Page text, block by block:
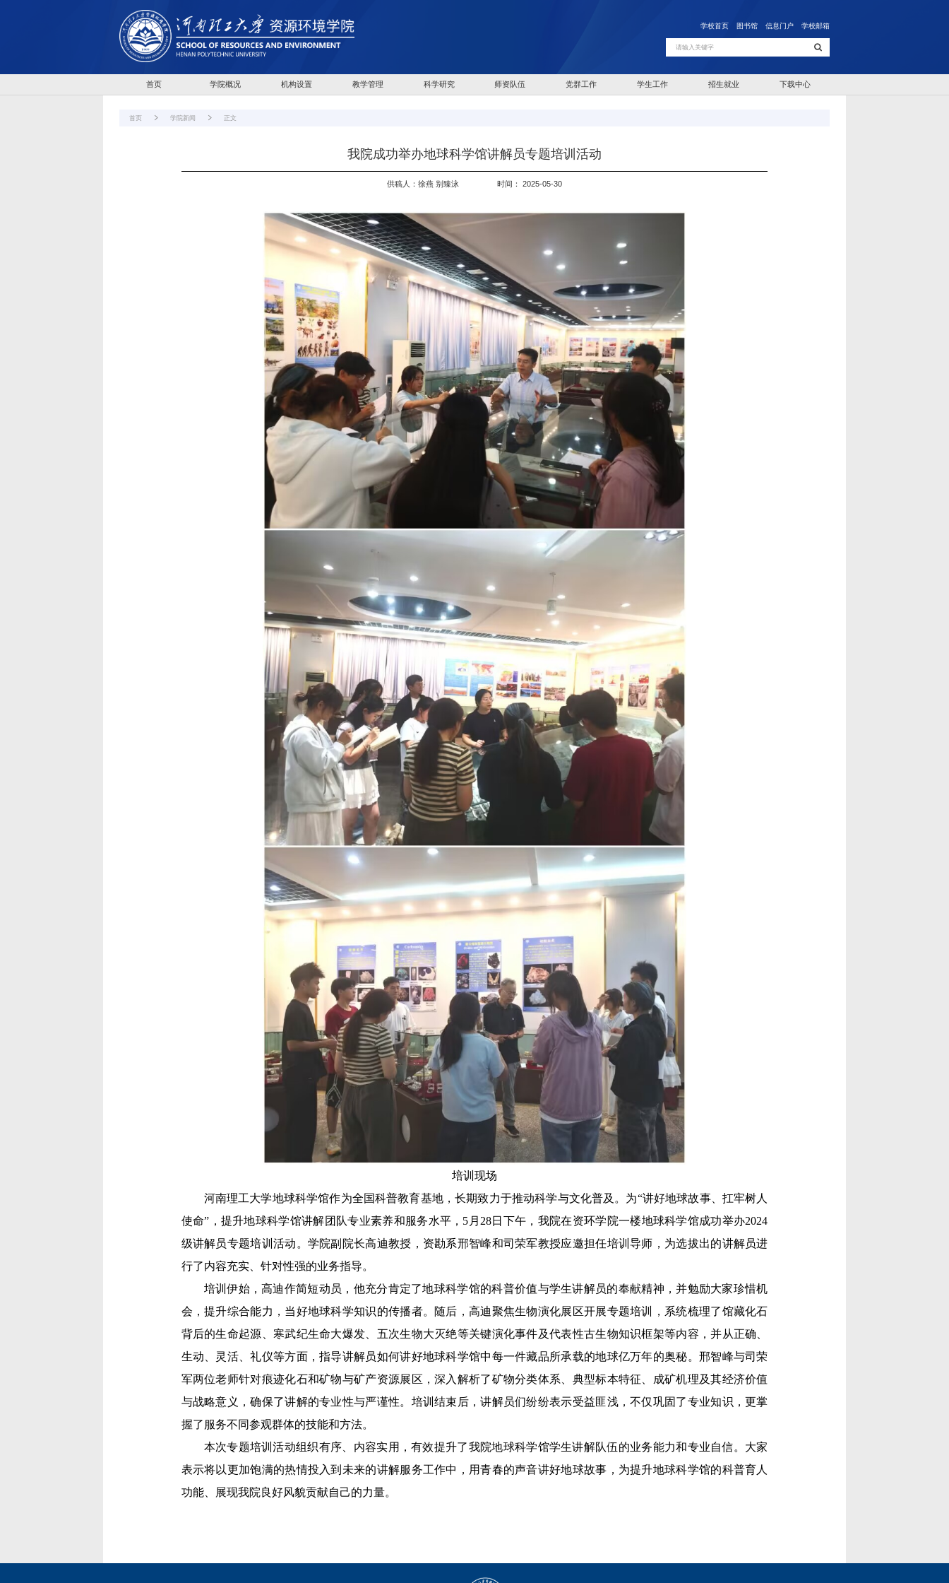
学校首页 图书馆 信息门户 学校邮箱
首页 学院概况 机构设置 教学管理 科学研究 师资队伍 党群工作 学生工作 招生就业 下载中心
首页 学院新闻 正文
我院成功举办地球科学馆讲解员专题培训活动
供稿人：徐燕 别臻泳 时间： 2025-05-30
培训现场
河南理工大学地球科学馆作为全国科普教育基地，长期致力于推动科学与文化普及。为“讲好地球故事、扛牢树人
使命”，提升地球科学馆讲解团队专业素养和服务水平，5月28日下午，我院在资环学院一楼地球科学馆成功举办2024
级讲解员专题培训活动。学院副院长高迪教授，资勘系邢智峰和司荣军教授应邀担任培训导师，为选拔出的讲解员进
行了内容充实、针对性强的业务指导。
培训伊始，高迪作简短动员，他充分肯定了地球科学馆的科普价值与学生讲解员的奉献精神，并勉励大家珍惜机
会，提升综合能力，当好地球科学知识的传播者。随后，高迪聚焦生物演化展区开展专题培训，系统梳理了馆藏化石
背后的生命起源、寒武纪生命大爆发、五次生物大灭绝等关键演化事件及代表性古生物知识框架等内容，并从正确、
生动、灵活、礼仪等方面，指导讲解员如何讲好地球科学馆中每一件藏品所承载的地球亿万年的奥秘。邢智峰与司荣
军两位老师针对痕迹化石和矿物与矿产资源展区，深入解析了矿物分类体系、典型标本特征、成矿机理及其经济价值
与战略意义，确保了讲解的专业性与严谨性。培训结束后，讲解员们纷纷表示受益匪浅，不仅巩固了专业知识，更掌
握了服务不同参观群体的技能和方法。
本次专题培训活动组织有序、内容实用，有效提升了我院地球科学馆学生讲解队伍的业务能力和专业自信。大家
表示将以更加饱满的热情投入到未来的讲解服务工作中，用青春的声音讲好地球故事，为提升地球科学馆的科普育人
功能、展现我院良好风貌贡献自己的力量。